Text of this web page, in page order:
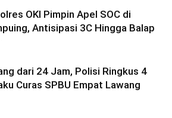
OKI Pimpin Apel SOC di
Antisipasi 3C Hingga Balap
dari 24 Jam, Polisi Ringkus 4
Curas SPBU Empat Lawang